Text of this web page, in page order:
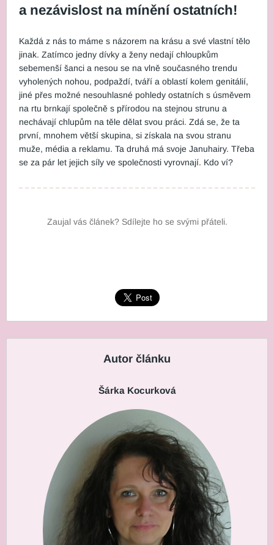
a nezávislost na mínění ostatních!
Každá z nás to máme s názorem na krásu a své vlastní tělo
jinak. Zatímco jedny dívky a ženy nedají chloupkům
sebemenší šanci a nesou se na vlně současného trendu
vyholených nohou, podpaždí, tváří a oblastí kolem genitálií,
jiné přes možné nesouhlasné pohledy ostatních s úsměvem
na rtu brnkají společně s přírodou na stejnou strunu a
nechávají chlupům na těle dělat svou práci. Zdá se, že ta
první, mnohem větší skupina, si získala na svou stranu
muže, média a reklamu. Ta druhá má svoje Januhairy. Třeba
se za pár let jejich síly ve společnosti vyrovnají. Kdo ví?
Zaujal vás článek? Sdílejte ho se svými přáteli.
Autor článku
Šárka Kocurková